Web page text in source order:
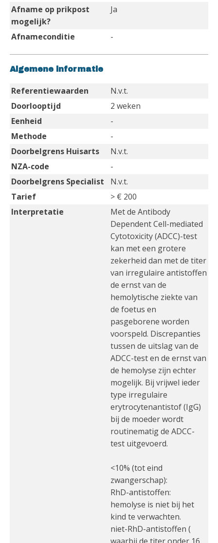
Afname op prikpost
mogelijk?
Ja
Afnameconditie -
Algemene informatie
Referentiewaarden
N.v.t.
Doorlooptijd
2 weken
Eenheid
-
Methode
-
Doorbelgrens Huisarts
N.v.t.
NZA-code
-
Doorbelgrens Specialist
N.v.t.
Tarief
> € 200
Interpretatie
Met de Antibody
Dependent Cell-mediated
Cytotoxicity (ADCC)-test
kan met een grotere
zekerheid dan met de titer
van irregulaire antistoffen
de ernst van de
hemolytische ziekte van
de foetus en
pasgeborene worden
voorspeld. Discrepanties
tussen de uitslag van de
ADCC-test en de ernst van
de hemolyse zijn echter
mogelijk. Bij vrijwel ieder
type irregulaire
erytrocytenantistof (IgG)
bij de moeder wordt
routinematig de ADCC-
test uitgevoerd.
<10% (tot eind
zwangerschap):
RhD-antistoffen:
hemolyse is niet bij het
kind te verwachten.
niet-RhD-antistoffen (